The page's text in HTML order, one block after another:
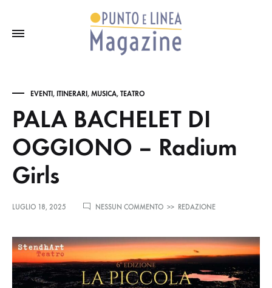
EVENTI, ITINERARI , MUSICA, TEATRO
PALA BACHELET DI
OGGIONO – Radium
Girls
LUGLIO 18, 2025 NESSUN COMMENTOSU
DI
OGGIONO
–
RADIUM
GIRLS
>> REDAZIONE